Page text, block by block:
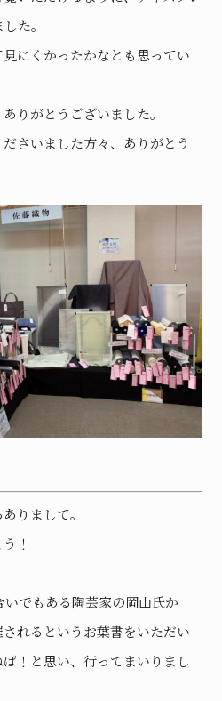
た。
にくかったかなとも思ってい
りがとうございました。
さいました方々、ありがとう
りまして。
！
でもある陶芸家の岡山氏か
れるというお葉書をいただい
！と思い、行ってまいりまし